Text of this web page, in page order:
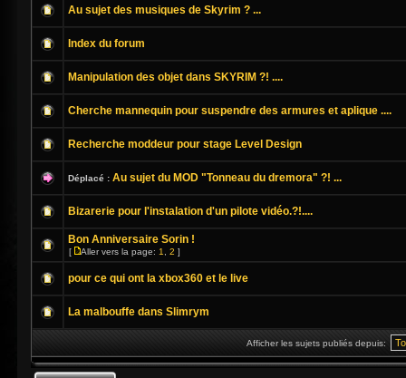
Au sujet des musiques de Skyrim ? ...
Index du forum
Manipulation des objet dans SKYRIM ?! ....
Cherche mannequin pour suspendre des armures et aplique ....
Recherche moddeur pour stage Level Design
Déplacé : Au sujet du MOD "Tonneau du dremora" ?! ...
Bizarerie pour l'instalation d'un pilote vidéo.?!....
Bon Anniversaire Sorin !
[ Aller vers la page: 1 2 ]
pour ce qui ont la xbox360 et le live
La malbouffe dans Slimrym
Afficher les sujets publiés depuis: